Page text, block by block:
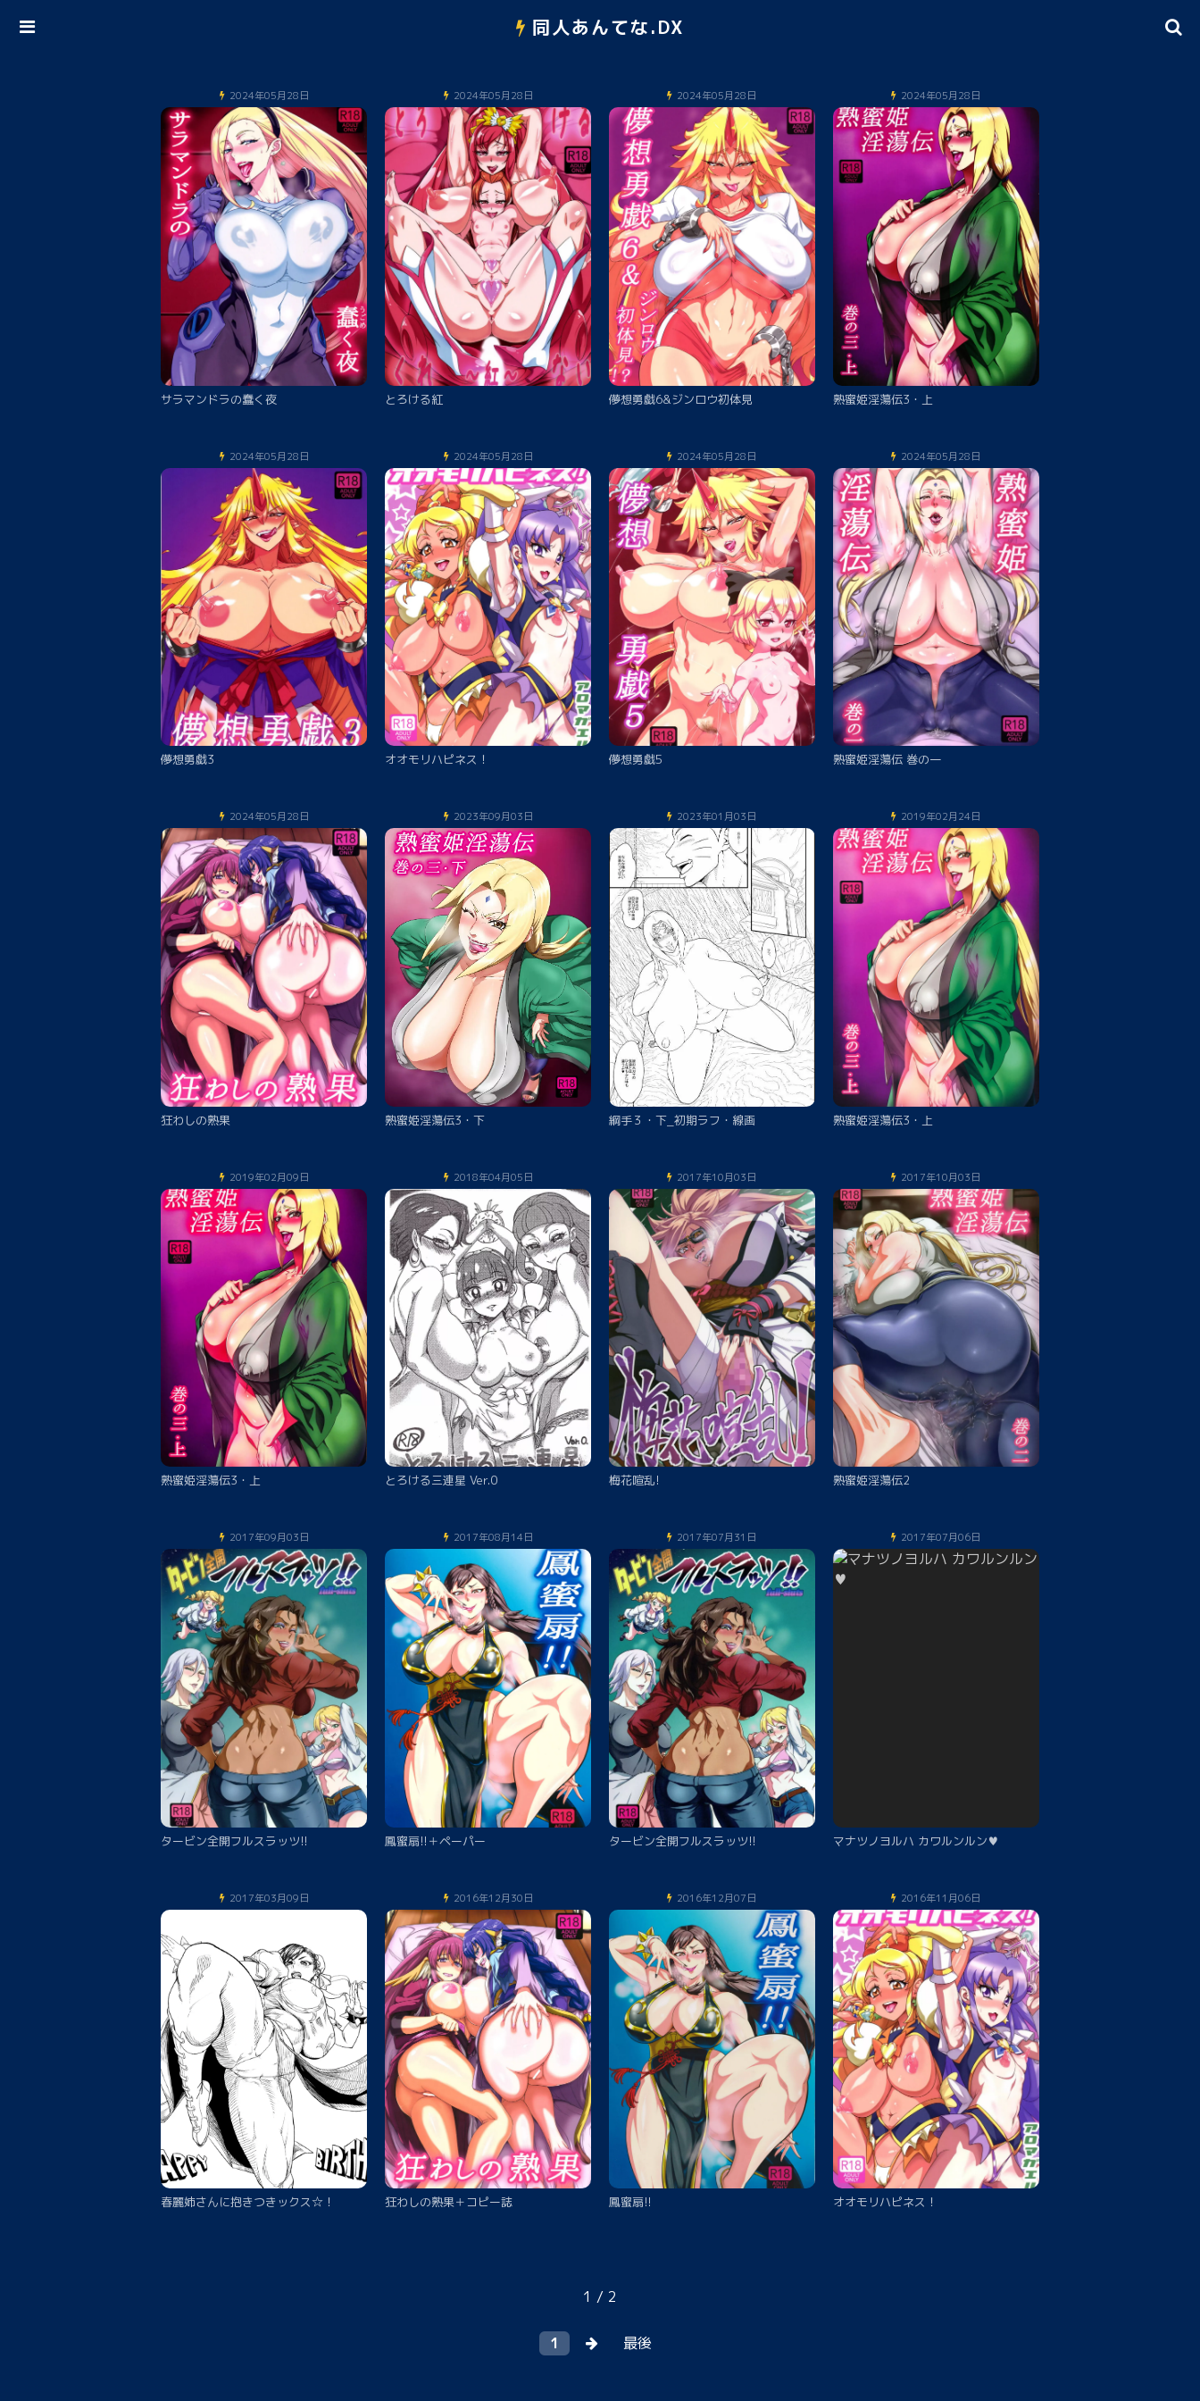
同人あんてな.DX
2024年05月28日
サラマンドラの蠢く夜
2024年05月28日
とろける紅
2024年05月28日
儚想勇戯6&ジンロウ初体見
2024年05月28日
熟蜜姫淫蕩伝3・上
2024年05月28日
儚想勇戯3
2024年05月28日
オオモリハピネス！
2024年05月28日
儚想勇戯5
2024年05月28日
熟蜜姫淫蕩伝 巻の一
2024年05月28日
狂わしの熟果
2023年09月03日
熟蜜姫淫蕩伝3・下
2023年01月03日
綱手３・下_初期ラフ・線画
2019年02月24日
熟蜜姫淫蕩伝3・上
2019年02月09日
熟蜜姫淫蕩伝3・上
2018年04月05日
とろける三連星 Ver.0
2017年10月03日
梅花喧乱!
2017年10月03日
熟蜜姫淫蕩伝2
2017年09月03日
タービン全開フルスラッツ!!
2017年08月14日
鳳蜜扇!!＋ペーパー
2017年07月31日
タービン全開フルスラッツ!!
2017年07月06日
マナツノヨルハ カワルンルン♥
2017年03月09日
春麗姉さんに抱きつきックス☆！
2016年12月30日
狂わしの熟果＋コピー誌
2016年12月07日
鳳蜜扇!!
2016年11月06日
オオモリハピネス！
1 / 2
1 最後